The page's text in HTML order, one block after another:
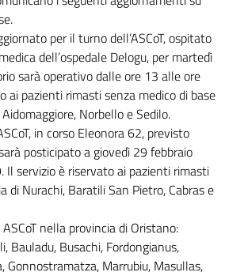
per il turno dell’ASCoT, ospitato
dell’ospedale Delogu, per martedì
sarà operativo dalle ore 13 alle ore
ai pazienti rimasti senza medico di base
Norbello e Sedilo.
in corso Eleonora 62, previsto
posticipato a giovedì 29 febbraio
Il servizio è riservato ai pazienti rimasti
di Nurachi, Baratili San Pietro, Cabras e
nella provincia di Oristano:
Bauladu, Busachi, Fordongianus,
Gonnostramatza, Marrubiu, Masullas,